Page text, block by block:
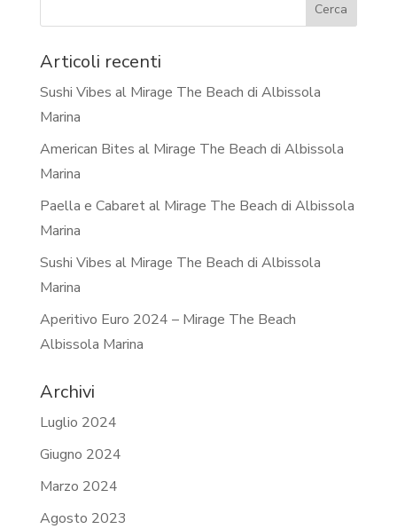
Articoli recenti
Sushi Vibes al Mirage The Beach di Albissola
Marina
American Bites al Mirage The Beach di Albissola
Marina
Paella e Cabaret al Mirage The Beach di Albissola
Marina
Sushi Vibes al Mirage The Beach di Albissola
Marina
Aperitivo Euro 2024 – Mirage The Beach
Albissola Marina
Archivi
Luglio 2024
Giugno 2024
Marzo 2024
Agosto 2023